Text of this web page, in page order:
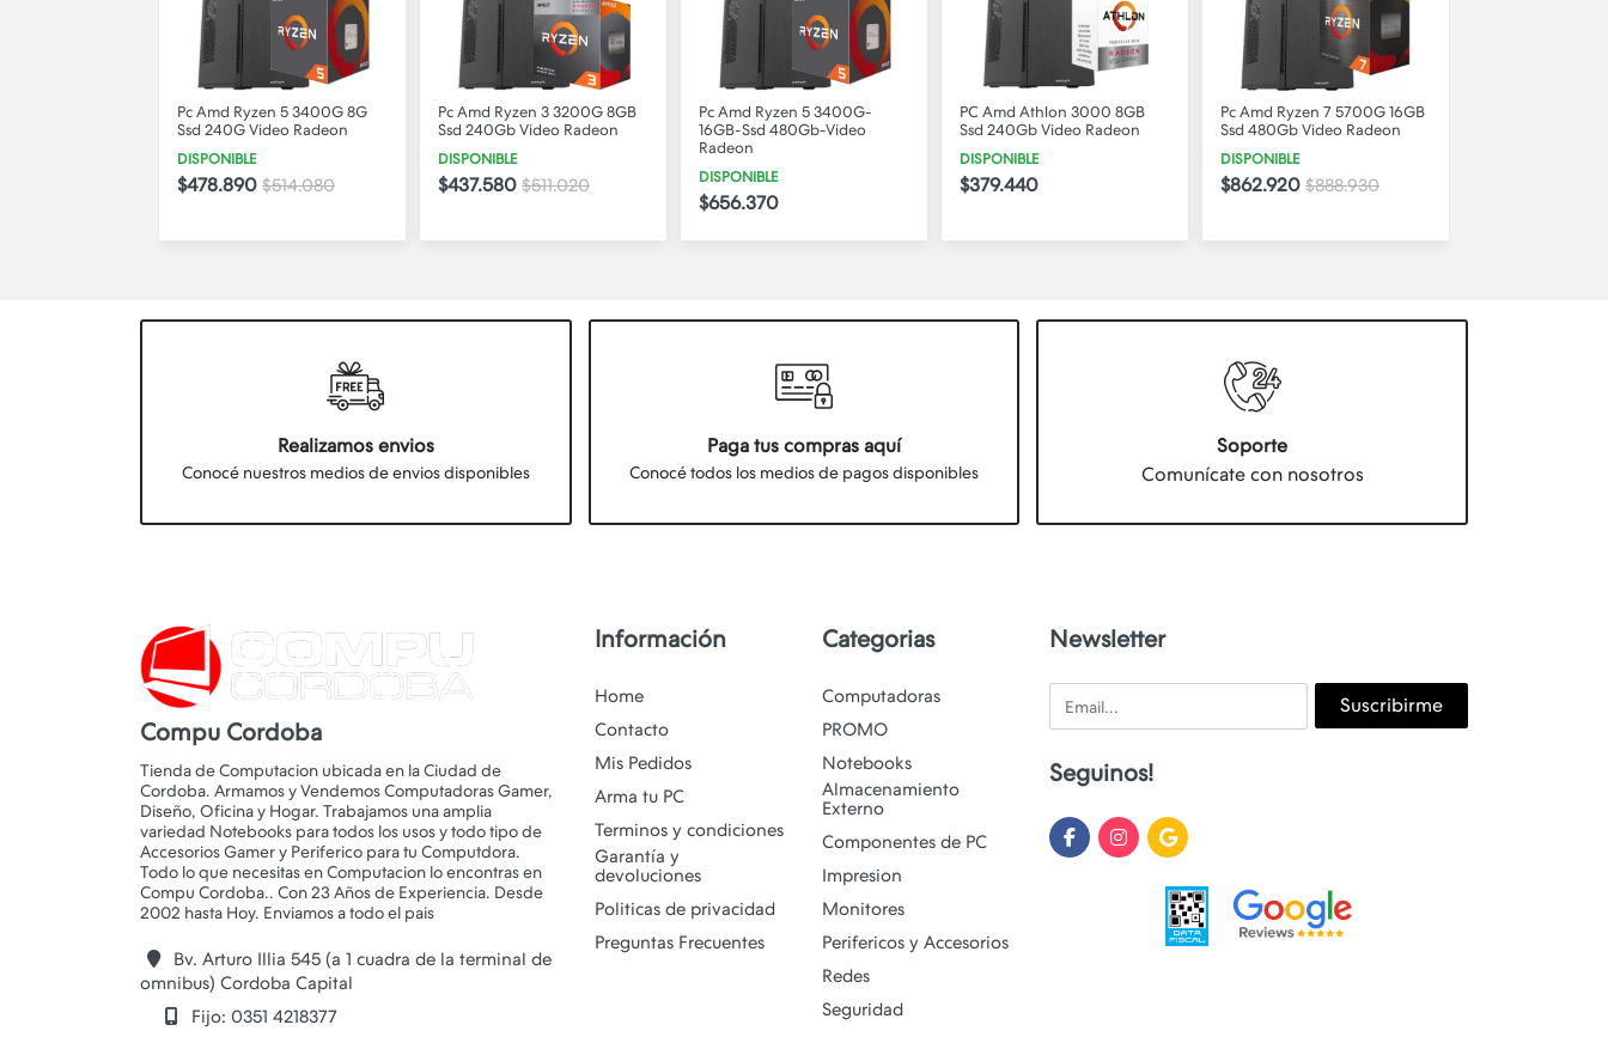
Pc Amd Ryzen 5 3400G 8G
Ssd 240G Video Radeon
DISPONIBLE
$478.890 $514.080
Pc Amd Ryzen 3 3200G 8GB
Ssd 240Gb Video Radeon
DISPONIBLE
$437.580 $511.020
Pc Amd Ryzen 5 3400G-
16GB-Ssd 480Gb-Video
Radeon
DISPONIBLE
$656.370
PC Amd Athlon 3000 8GB
Ssd 240Gb Video Radeon
DISPONIBLE
$379.440
Pc Amd Ryzen 7 5700G 16GB
Ssd 480Gb Video Radeon
DISPONIBLE
$862.920 $888.930
Realizamos envios
Conocé nuestros medios de envios disponibles
Paga tus compras aquí
Conocé todos los medios de pagos disponibles
Soporte
Comunícate con nosotros
Compu Cordoba
Tienda de Computacion ubicada en la Ciudad de
Cordoba. Armamos y Vendemos Computadoras Gamer,
Diseño, Oficina y Hogar. Trabajamos una amplia
variedad Notebooks para todos los usos y todo tipo de
Accesorios Gamer y Periferico para tu Computdora.
Todo lo que necesitas en Computacion lo encontras en
Compu Cordoba.. Con 23 Años de Experiencia. Desde
Bv. Arturo Illia 545 (a 1 cuadra de la terminal de
omnibus) Cordoba Capital
Fijo: 0351 4218377
Información
Home
Contacto
Mis Pedidos
Arma tu PC
Terminos y condiciones
Garantía y
devoluciones
Politicas de privacidad
Preguntas Frecuentes
Categorias
Computadoras
PROMO
Notebooks
Almacenamiento
Externo
Componentes de PC
Impresion
Monitores
Perifericos y Accesorios
Redes
Seguridad
Newsletter
Email Suscribirme
Seguinos!